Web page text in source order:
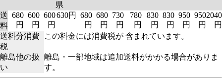
県
送
料
680
円
600
円
600
円
630円
680
円
680
円
730
円
780
円
830
円
830
円
950
円
950
円
2040
円
送料分消費
税
この料金には消費税が 含まれています。
離島他の扱
い
離島・一部地域は追加送料がかかる場合がありま
す。